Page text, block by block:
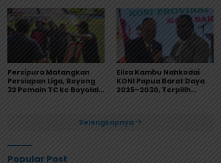
Persipura Matangkan
Persiapan Liga, Boyong
32 Pemain TC ke Boyolali
Elisa Kambu Nahkodai
KONI Papua Barat Daya
2026–2030, Terpilih
Selengkapnya
Popular Post